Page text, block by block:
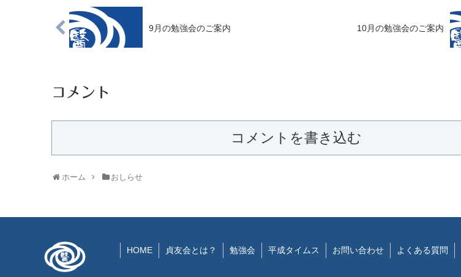
9月の勉強会のご案内 10月の勉強会のご案内
コメント
コメントを書き込む
ホーム おしらせ
HOME 貞友会とは？ 勉強会 平成タイムス お問い合わせ よくある質問